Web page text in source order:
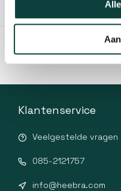
Klantenservice
Veelgestelde vragen
085-2121757
info@heebra.com